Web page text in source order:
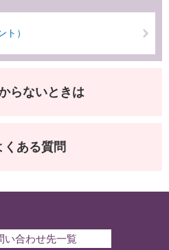
ト）
らないときは
くある質問
い合わせ先一覧